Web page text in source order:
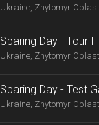
Ukraine, Zhytomyr
Sparing Day - Tour I
Ukraine, Zhytomyr
Sparing Day - Test
Ukraine, Zhytomyr